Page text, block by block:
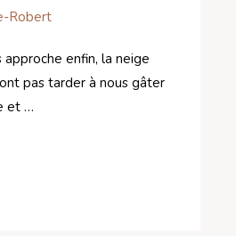
Robert
enfin, la neige
pas tarder à nous gâter
et …